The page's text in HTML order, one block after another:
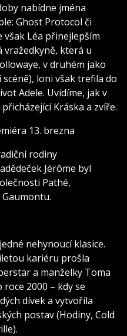
nabídne jména
Ghost Protocol či
však Léa přinejlepším
vražedkyně, která u
v druhém jako
loni však trefila do
Adele. Uvidíme, jak v
Kráska a zvíře.
13. brezna
rodiny
Jérôme byl
Pathé,
nehynoucí klasice.
kariéru prošla
a manželky Toma
2000 – kdy se
dívek a vytvořila
postav (Hodiny, Cold